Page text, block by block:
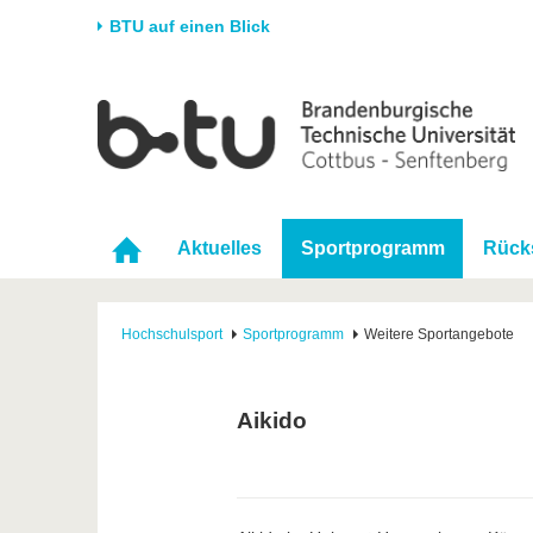
BTU auf einen Blick
Universität
Karriere & Engagement
Forschung
Forschungsprofil
Förderung Im
Aktuelles Sportprogramm
Hochschulsport Sportprogramm Weitere Sportangebote
Aikido